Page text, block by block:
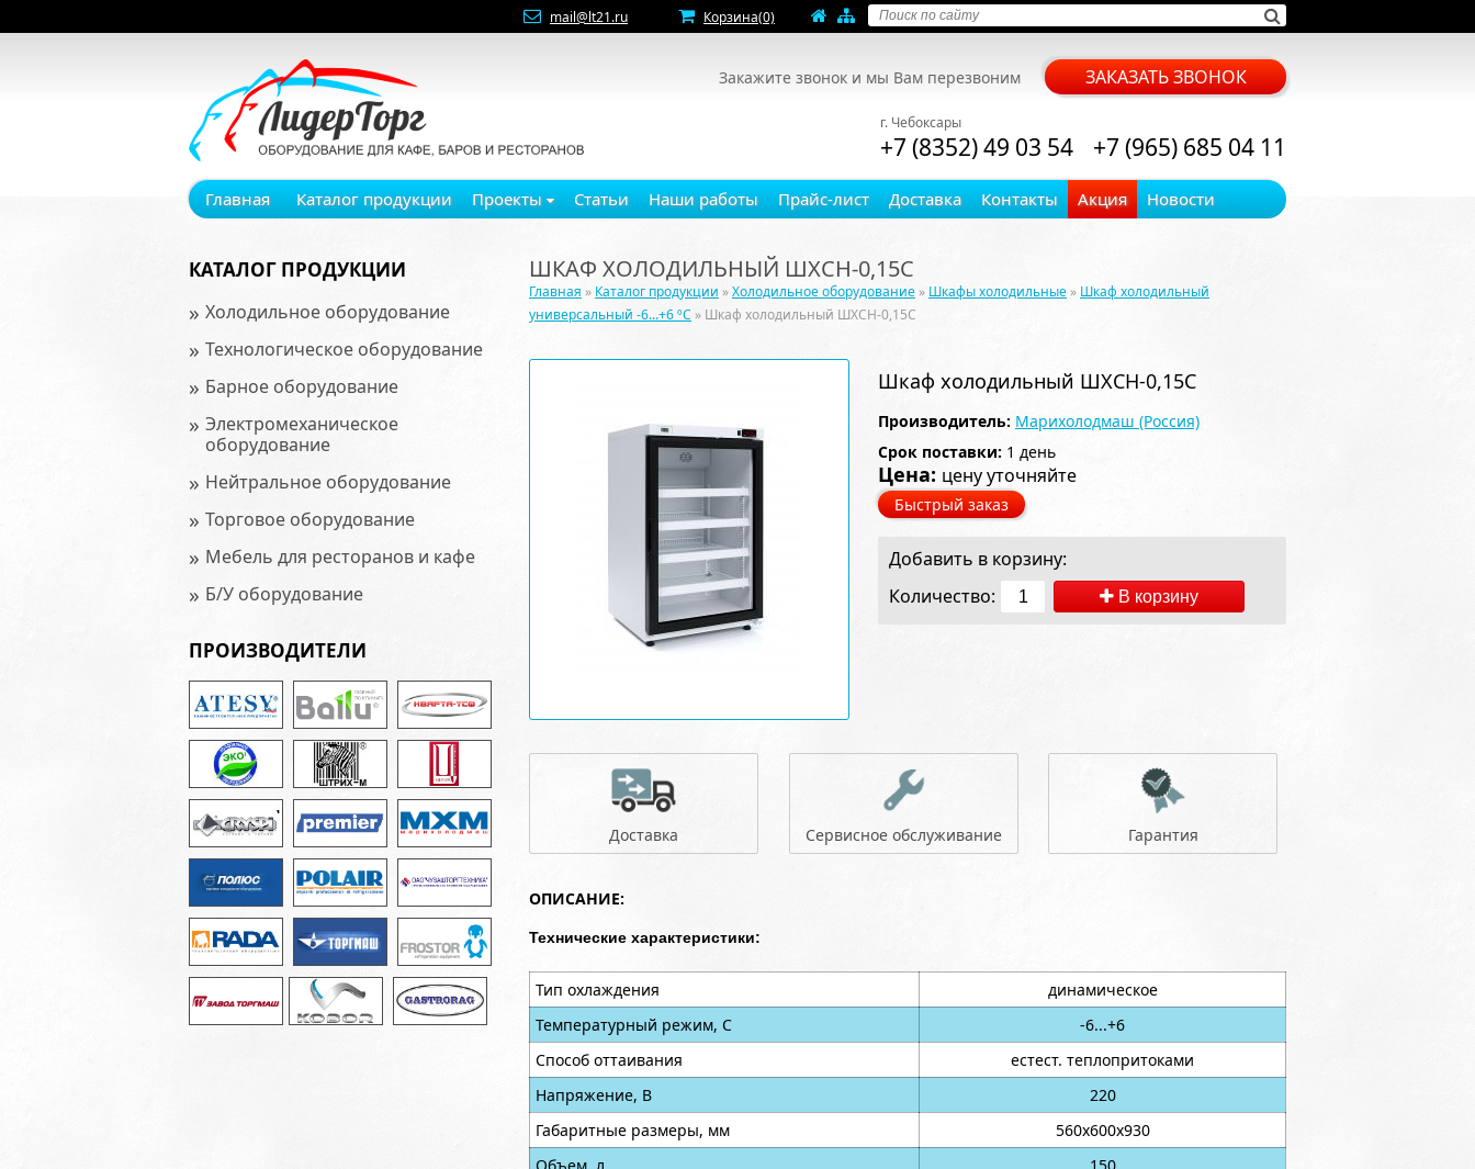
mail@lt21.ru Корзина(0)
Закажите звонок и мы Вам перезвоним ЗАКАЗАТЬ ЗВОНОК
г. Чебоксары
+7 (8352) 49 03 54 +7 (965) 685 04 11
Главная Каталог продукции Проекты Статьи Наши работы Прайс-лист Доставка Контакты Акция Новости
КАТАЛОГ ПРОДУКЦИИ
» Холодильное оборудование
» Технологическое оборудование
» Барное оборудование
» Электромеханическое
оборудование
» Нейтральное оборудование
» Торговое оборудование
» Мебель для ресторанов и кафе
» Б/У оборудование
ПРОИЗВОДИТЕЛИ
ШКАФ ХОЛОДИЛЬНЫЙ ШХСН-0,15С
Главная » Каталог продукции »Холодильное оборудование » Шкафы холодильные » Шкаф холодильный
универсальный -6...+6 ºC » Шкаф холодильный ШХСН-0,15С
Шкаф холодильный ШХСН-0,15С
Производитель: Марихолодмаш (Россия)
Срок поставки: 1 день
Цена: цену уточняйте
Быстрый заказ
Добавить в корзину:
Количество:
В корзину
Доставка Сервисное обслуживание Гарантия
ОПИСАНИЕ:
Технические характеристики:
Тип охлаждения
динамическое
Температурный режим, С
-6...+6
Способ оттаивания
естест. теплопритоками
Напряжение, В
220
Габаритные размеры, мм
560х600х930